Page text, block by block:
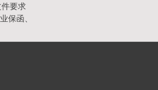
要求
保函、